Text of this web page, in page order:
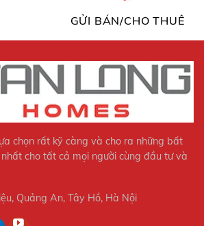
GỬI BÁN/CHO THUÊ
chọn rất kỹ càng và cho ra những bất
cho tất cả mọi người cùng đầu tư và
Quảng An, Tây Hồ, Hà Nội